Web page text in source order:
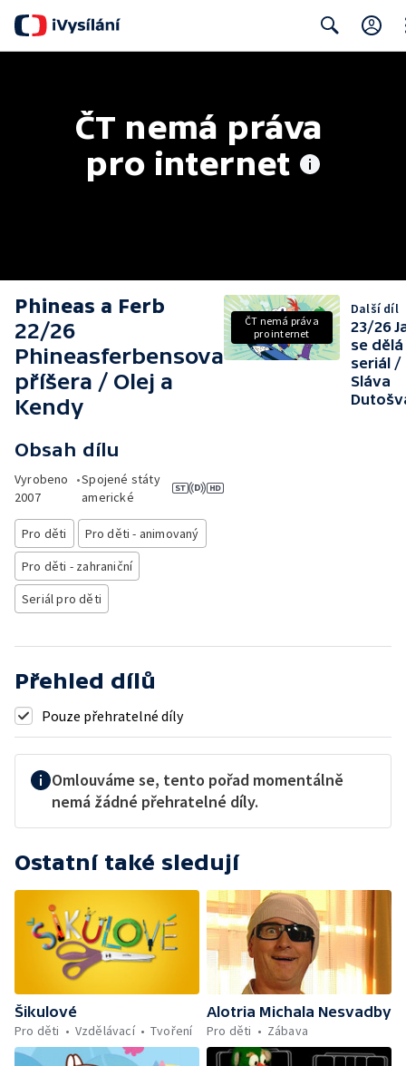
ČT nemá práva
pro internet
Phineas a Ferb
22/26
Phineasferbensova
příšera / Olej a
Kendy
Obsah dílu
Vyrobeno
2007
•Spojené státy
americké
Pro děti
Pro děti - animovaný
Pro děti - zahraniční
Seriál pro děti
ČT nemá práva
pro internet
Další díl
23/26
se dělá
seriál /
Sláva
Přehled dílů
Pouze přehratelné díly
Omlouváme se, tento pořad momentálně
nemá žádné přehratelné díly.
Ostatní také sledují
Šikulové
Pro děti
Vzdělávací Tvoření
Alotria Michala Nesvadby
Pro děti
Zábava